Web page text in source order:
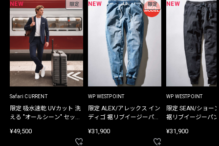
NEW 限定
Safari CURRENT
限定 吸水速乾 UVカット 洗
える "オールシーン" セット
¥49,500
NEW 限定
WP WESTPOINT
限定 ALEX/アレックス イン
ディゴ 裾リブイージーパン
¥31,900
NEW
WP WESTPOINT
限定 SEAN/ショー
裾リブイージーパ
¥31,900